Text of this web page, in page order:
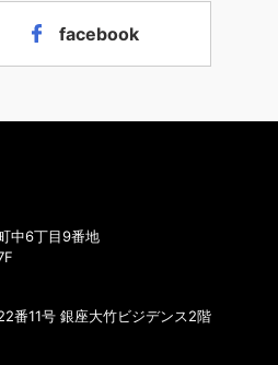
者提供について
令等による場合を除いて
社において最善の考慮を行います。
への提供について
委託
フォルニア州
情報の保護に関する制度
報保護に関する制度は以下に記載されておりま
さい。］
files/pdf/ccpa-provisions-ja.pdf
files/pdf/india_report.pdf）
カ合衆国カルフォルニア州）は、
facebook
中6丁目9番地
番11号 銀座大竹ビジデンス2階